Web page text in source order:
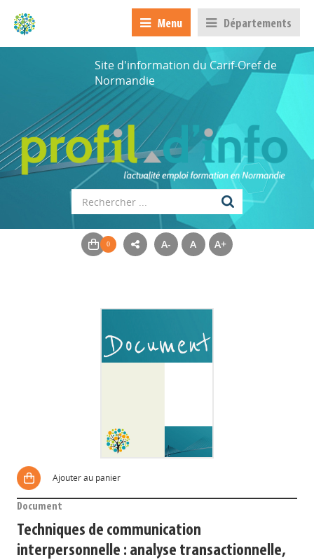
Menu Départements
Site d'information du Carif-Oref de
Normandie
A- A A+
Ajouter au panier
Document
Techniques de communication
interpersonnelle : analyse transactionnelle,